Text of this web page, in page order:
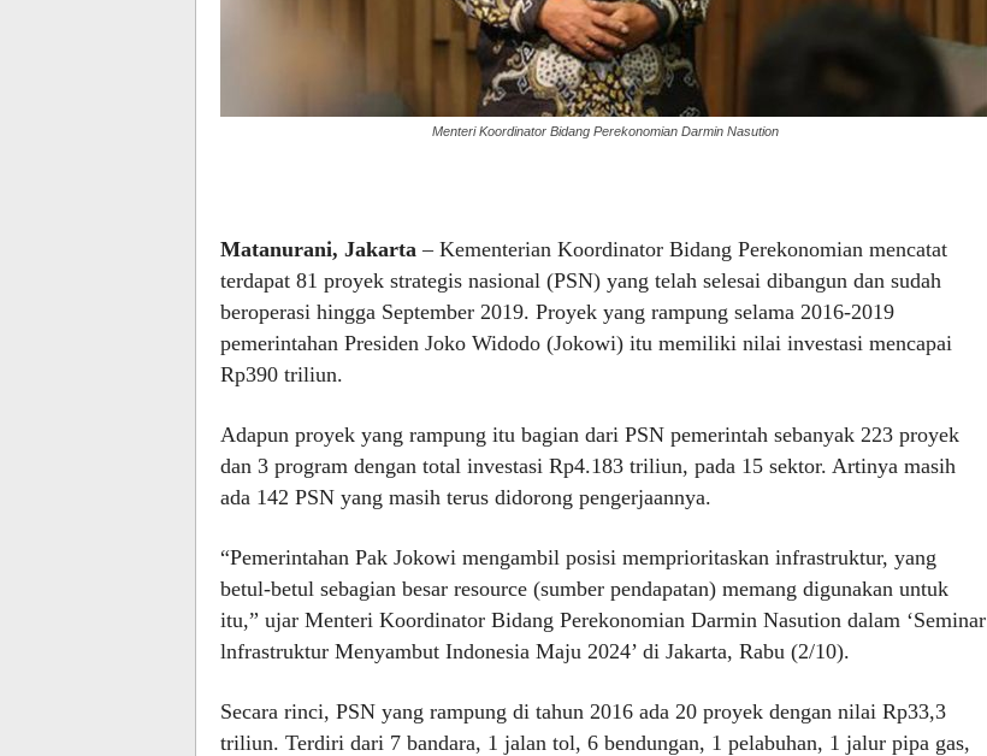
Menteri Koordinator Bidang Perekonomian Darmin Nasution
Matanurani, Jakarta– Kementerian Koordinator Bidang Perekonomian mencatat
terdapat 81 proyek strategis nasional (PSN) yang telah selesai dibangun dan sudah
beroperasi hingga September 2019. Proyek yang rampung selama 2016-2019
pemerintahan Presiden Joko Widodo (Jokowi) itu memiliki nilai investasi mencapai
Rp390 triliun.
Adapun proyek yang rampung itu bagian dari PSN pemerintah sebanyak 223 proyek
dan 3 program dengan total investasi Rp4.183 triliun, pada 15 sektor. Artinya masih
ada 142 PSN yang masih terus didorong pengerjaannya.
“Pemerintahan Pak Jokowi mengambil posisi memprioritaskan infrastruktur, yang
betul-betul sebagian besar resource (sumber pendapatan) memang digunakan untuk
itu,” ujar Menteri Koordinator Bidang Perekonomian Darmin Nasution dalam ‘Seminar
lnfrastruktur Menyambut Indonesia Maju 2024’ di Jakarta, Rabu (2/10).
Secara rinci, PSN yang rampung di tahun 2016 ada 20 proyek dengan nilai Rp33,3
triliun. Terdiri dari 7 bandara, 1 jalan tol, 6 bendungan, 1 pelabuhan, 1 jalur pipa gas,